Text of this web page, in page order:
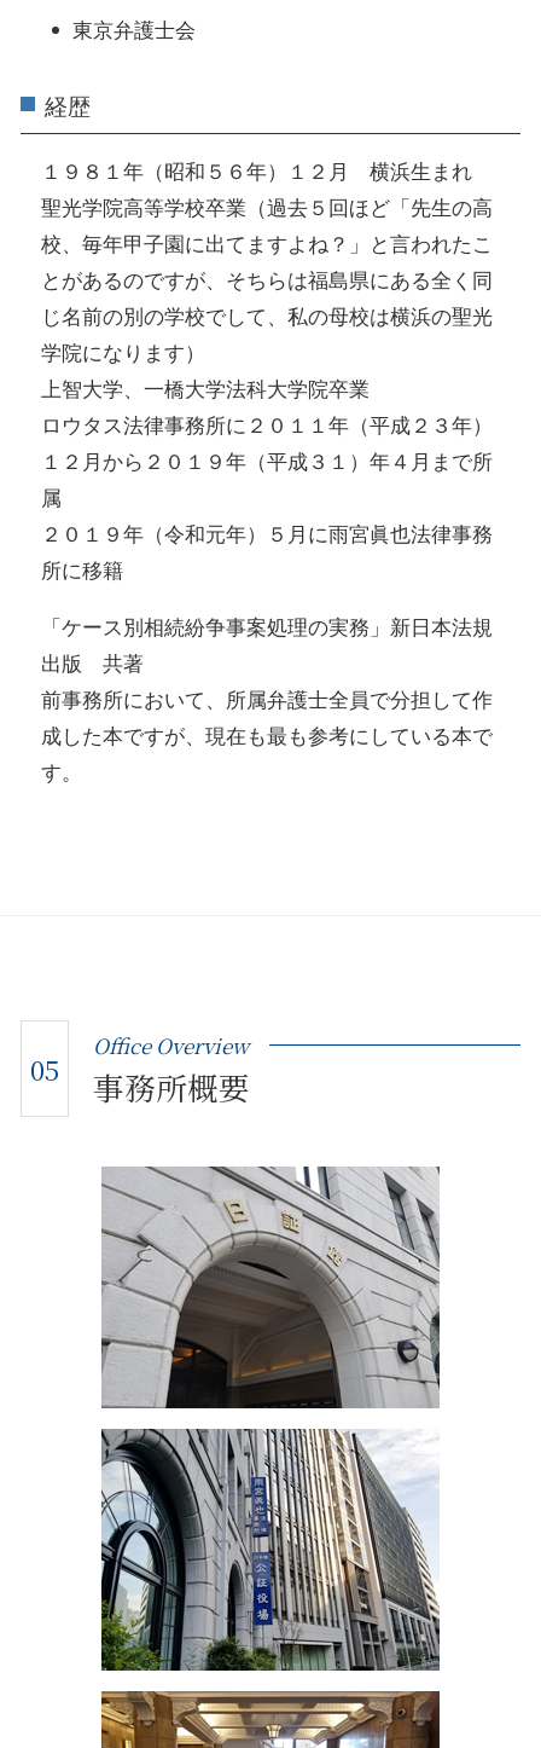
東京弁護士会
経歴
１９８１年（昭和５６年）１２月 横浜生まれ
聖光学院高等学校卒業（過去５回ほど「先生の高
校、毎年甲子園に出てますよね？」と言われたこ
とがあるのですが、そちらは福島県にある全く同
じ名前の別の学校でして、私の母校は横浜の聖光
学院になります）
上智大学、一橋大学法科大学院卒業
ロウタス法律事務所に２０１１年（平成２３年）
１２月から２０１９年（平成３１）年４月まで所
属
２０１９年（令和元年）５月に雨宮眞也法律事務
所に移籍
「ケース別相続紛争事案処理の実務」新日本法規
出版 共著
前事務所において、所属弁護士全員で分担して作
成した本ですが、現在も最も参考にしている本で
す。
05
Office Overview
事務所概要